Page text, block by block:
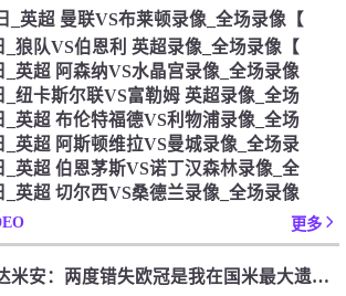
_英超 曼联VS布莱顿录像_全场录像【
_狼队VS伯恩利 英超录像_全场录像【
_英超 阿森纳VS水晶宫录像_全场录像
_纽卡斯尔联VS富勒姆 英超录像_全场
_英超 布伦特福德VS利物浦录像_全场
_英超 阿斯顿维拉VS曼城录像_全场录
_英超 伯恩茅斯VS诺丁汉森林录像_全
_英超 切尔西VS桑德兰录像_全场录像
更多
【球迷看点】达米安：两度错失欧冠是我在国米最大遗憾，不退役我